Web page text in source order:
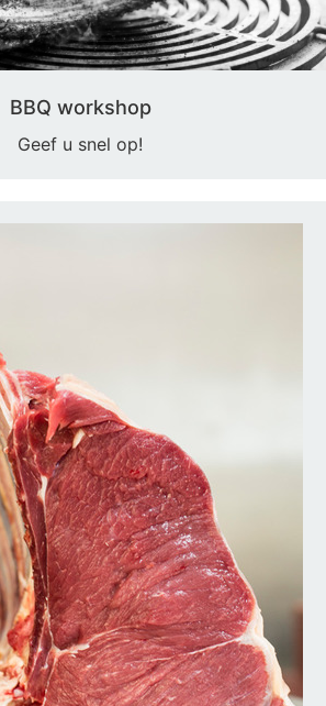
BBQ workshop
Geef u snel op!